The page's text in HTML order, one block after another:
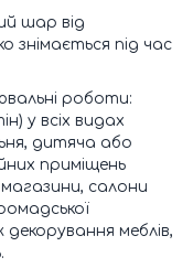
шар від
знімається під час
роботи:
у всіх видах
дитяча або
приміщень
магазини, салони
меблів,